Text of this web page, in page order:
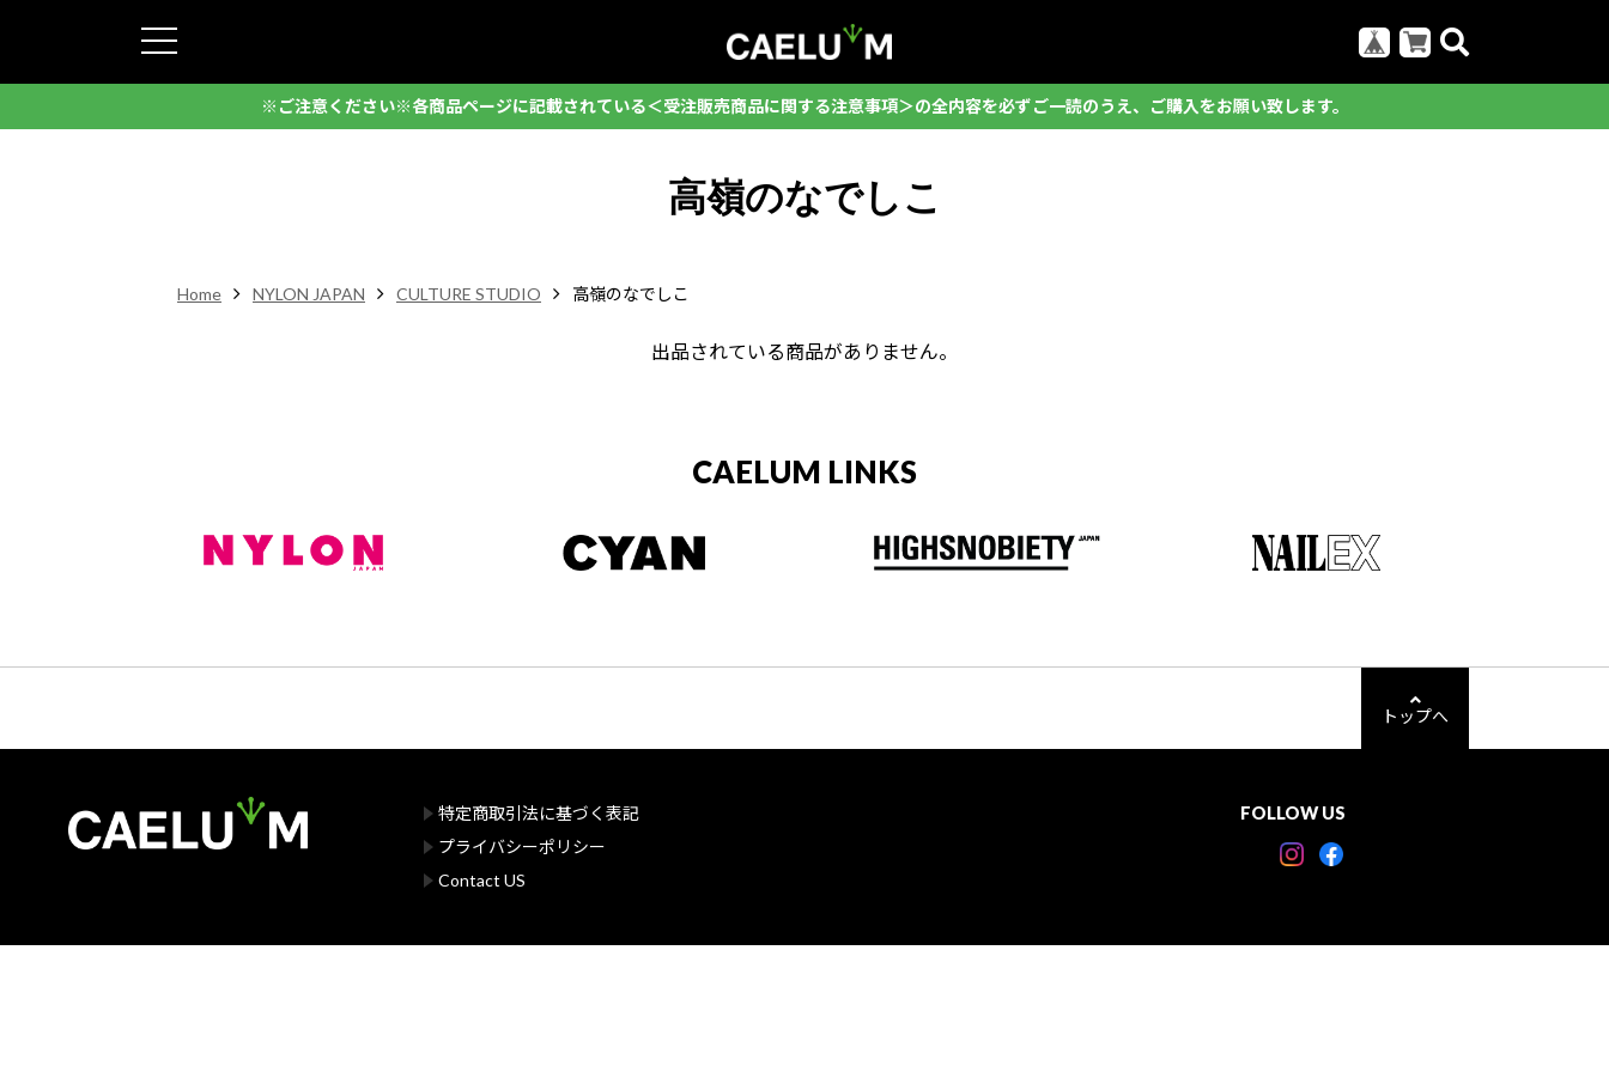
※ご注意ください※各商品ページに記載されている＜受注販売商品に関する注意事項＞の全内容を必ずご一読のうえ、ご購入をお願い致します。
高嶺のなでしこ
Home NYLON JAPAN CULTURE STUDIO 高嶺のなでしこ
出品されている商品がありません。
CAELUM LINKS
トップへ
特定商取引法に基づく表記
プライバシーポリシー
Contact US
FOLLOW US